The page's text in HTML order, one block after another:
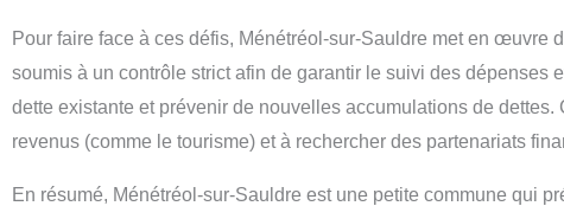
Pour faire face à ces défis, Ménétréol-sur-Sauldre met en
soumis à un contrôle strict afin de garantir le suivi des dépenses
dette existante et prévenir de nouvelles accumulations de
revenus (comme le tourisme) et à rechercher des partenariats
En résumé, Ménétréol-sur-Sauldre est une petite commune qui